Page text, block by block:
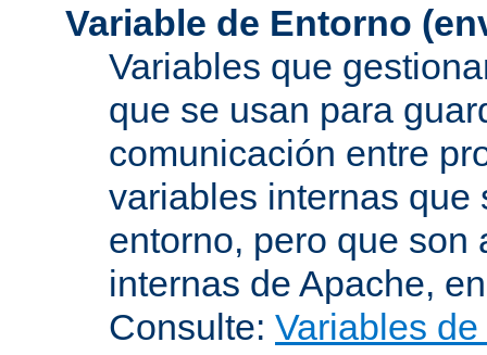
Variable de Entorno
Variables que
que se usan para
comunicación entre
variables internas que
entorno, pero que son
internas de Apache,
Consulte: Variables